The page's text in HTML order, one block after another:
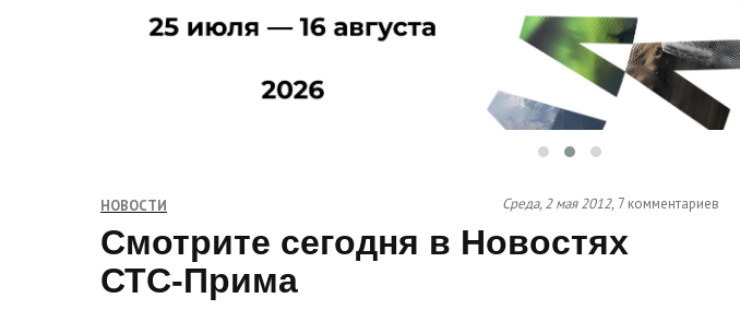
НОВОСТИ Среда, 2 мая 2012, 7 комментариев
Смотрите сегодня в Новостях
СТС-Прима